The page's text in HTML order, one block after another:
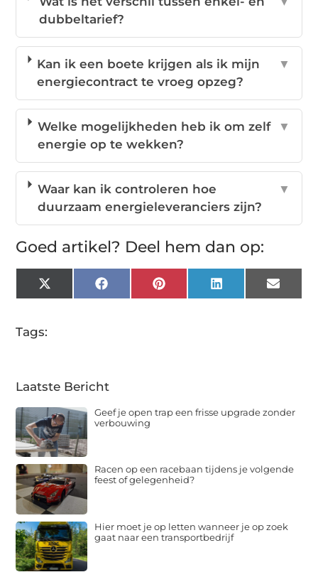
dubbeltarief?
Kan ik een boete krijgen als ik mijn
energiecontract te vroeg opzeg?
▼
Welke mogelijkheden heb ik om zelf
energie op te wekken?
▼
Waar kan ik controleren hoe
duurzaam energieleveranciers zijn?
▼
Goed artikel? Deel hem dan op:
X
(Twitter)
FacebookPinterestLinkedInEmail
Tags:
Laatste Bericht
Geef je open trap een frisse upgrade zonder
verbouwing
Racen op een racebaan tijdens je volgende
feest of gelegenheid?
Hier moet je op letten wanneer je op zoek
gaat naar een transportbedrijf